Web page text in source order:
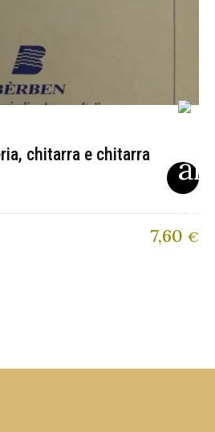
chitarra e chitarra
7,60 €